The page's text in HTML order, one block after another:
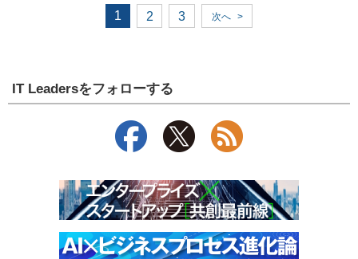
1 2 3 次へ >
IT Leadersをフォローする